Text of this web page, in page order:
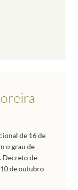
de 16 de
o grau de
Decreto de
de outubro